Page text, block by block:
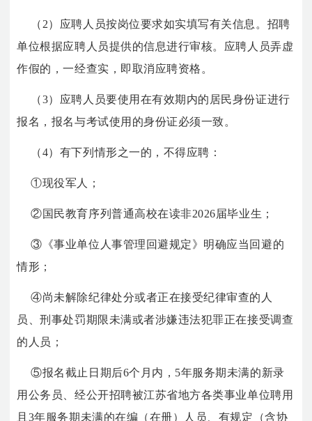
（2）应聘人员按岗位要求如实填写有关信息。招聘
单位根据应聘人员提供的信息进行审核。应聘人员弄虚
作假的，一经查实，即取消应聘资格。
（3）应聘人员要使用在有效期内的居民身份证进行
报名，报名与考试使用的身份证必须一致。
（4）有下列情形之一的，不得应聘：
①现役军人；
②国民教育序列普通高校在读非2026届毕业生；
③《事业单位人事管理回避规定》明确应当回避的
情形；
④尚未解除纪律处分或者正在接受纪律审查的人
员、刑事处罚期限未满或者涉嫌违法犯罪正在接受调查
的人员；
⑤报名截止日期后6个月内，5年服务期未满的新录
用公务员、经公开招聘被江苏省地方各类事业单位聘用
且3年服务期未满的在编（在册）人员、有规定（含协